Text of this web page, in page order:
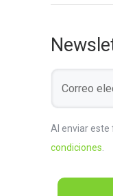
Al enviar
condiciones